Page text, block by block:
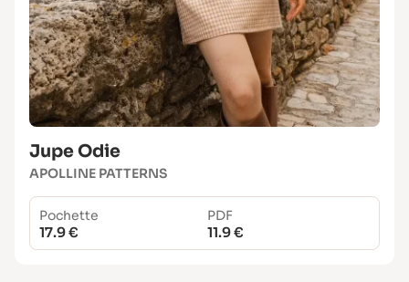
Jupe Odie
APOLLINE PATTERNS
Pochette
17.9 €
PDF
11.9 €